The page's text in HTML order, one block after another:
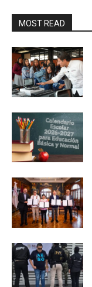
MOST READ